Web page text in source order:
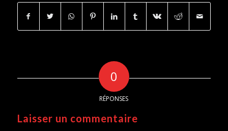
0
RÉPONSES
Laisser un commentaire